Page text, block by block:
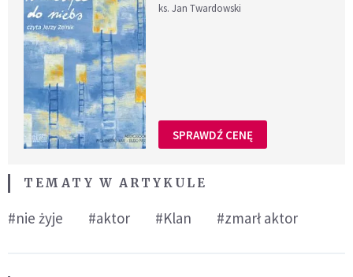
ks. Jan Twardowski
SPRAWDŹ CENĘ
TEMATY W ARTYKULE
#nie żyje #aktor #Klan #zmarł aktor